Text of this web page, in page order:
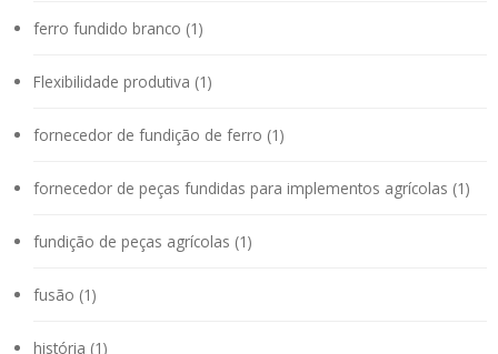
ferro fundido branco (1)
Flexibilidade produtiva (1)
fornecedor de fundição de ferro (1)
fornecedor de peças fundidas para implementos agrícolas (1)
fundição de peças agrícolas (1)
fusão (1)
história (1)